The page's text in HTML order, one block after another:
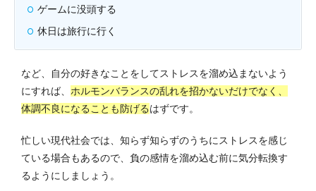
ゲームに没頭する
休日は旅行に行く
など、自分の好きなことをしてストレスを溜め込まないよう
にすれば、 ホルモンバランスの乱れを招かないだけでなく、
体調不良になることも防げるはずです。
忙しい現代社会では、知らず知らずのうちにストレスを感じ
ている場合もあるので、負の感情を溜め込む前に気分転換す
るようにしましょう。